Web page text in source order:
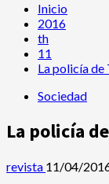
Inicio
2016
th
11
La policía
Sociedad
La policía
revista 11/04/